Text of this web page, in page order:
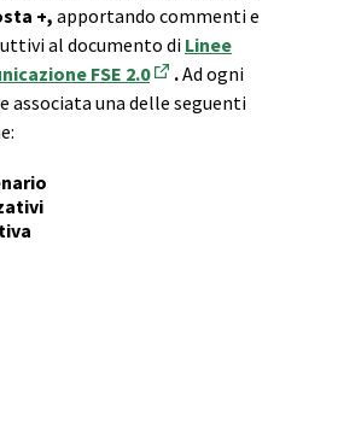
+,apportando commenti e
al documento di Linee
FSE 2.0
(Opens in new tab)
.Ad ogni
associata una delle seguenti